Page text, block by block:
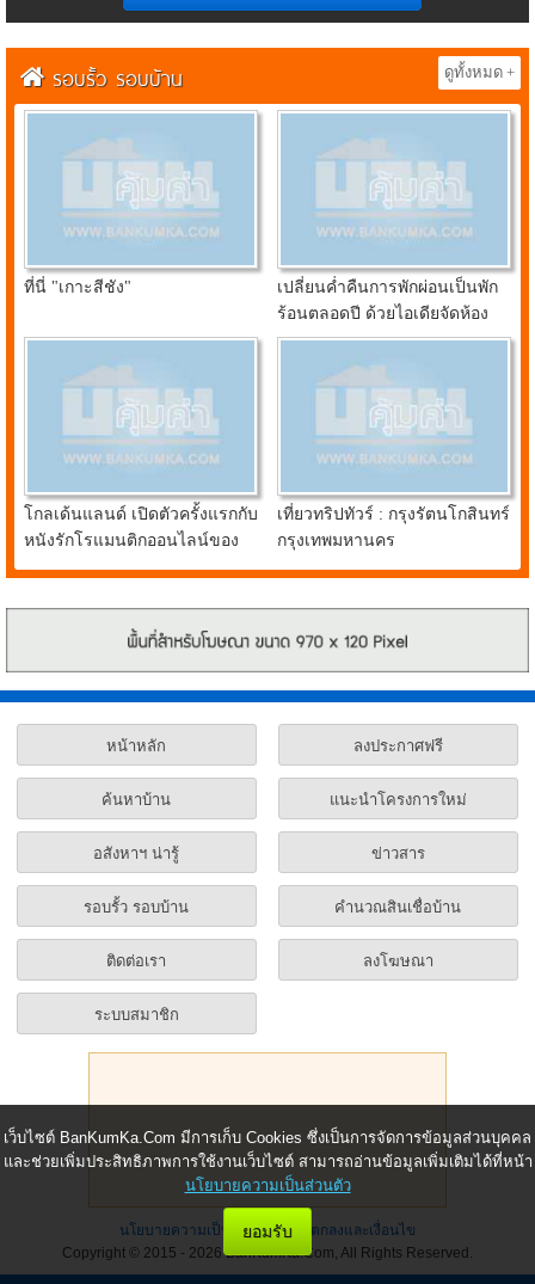
รอบรั้ว รอบบ้าน ดูทั้งหมด +
ที่นี่ "เกาะสีชัง"
เปลี่ยนค่ำคืนการพักผ่อนเป็นพัก
ร้อนตลอดปี ด้วยไอเดียจัดห้อง
นอนสุดคูลจาก อินเด็กซ์ ลิฟวิ่ง
โกลเด้นแลนด์ เปิดตัวครั้งแรกกับ
หนังรักโรแมนติกออนไลน์ของ
น้องหมาชิบะแสนรู้ FIRST
เที่ยวทริปทัวร์ : กรุงรัตนโกสินทร์
กรุงเทพมหานคร
หน้าหลัก ลงประกาศฟรี
ค้นหาบ้าน แนะนำโครงการใหม่
อสังหาฯ น่ารู้ ข่าวสาร
รอบรั้ว รอบบ้าน คำนวณสินเชื่อบ้าน
ติดต่อเรา ลงโฆษณา
ระบบสมาชิก
นโยบายความเป็นส่วนตัว| ข้อตกลงและเงื่อนไข
Copyright © 2015 - 2026 BanKumKa.Com, All Rights Reserved.
เว็บไซต์ BanKumKa.Com มีการเก็บ Cookies ซึ่งเป็นการจัดการข้อมูลส่วนบุคคล
และช่วยเพิ่มประสิทธิภาพการใช้งานเว็บไซต์ สามารถอ่านข้อมูลเพิ่มเติมได้ที่หน้า
นโยบายความเป็นส่วนตัว
ยอมรับ